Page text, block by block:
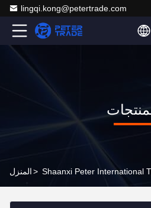
lingqi.kong@petertrade.com
المنزل>